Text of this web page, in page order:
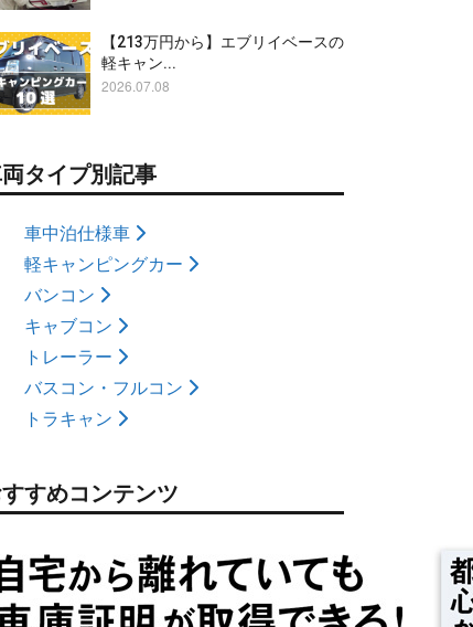
【213万円から】エブリイベースの
軽キャン...
2026.07.08
タイプ別記事
車中泊仕様車
軽キャンピングカー
バンコン
キャブコン
トレーラー
バスコン・フルコン
トラキャン
すめコンテンツ